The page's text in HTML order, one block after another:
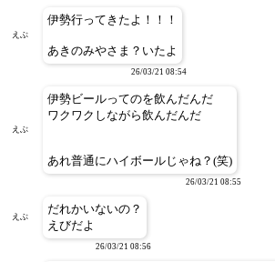
えぶ
伊勢行ってきたよ！！！
あきのみやさま？いたよ
26/03/21 08:54
えぶ
伊勢ビールってのを飲んだんだ
ワクワクしながら飲んだんだ
あれ普通にハイボールじゃね？(笑)
26/03/21 08:55
えぶ
だれかいないの？
えびだよ
26/03/21 08:56